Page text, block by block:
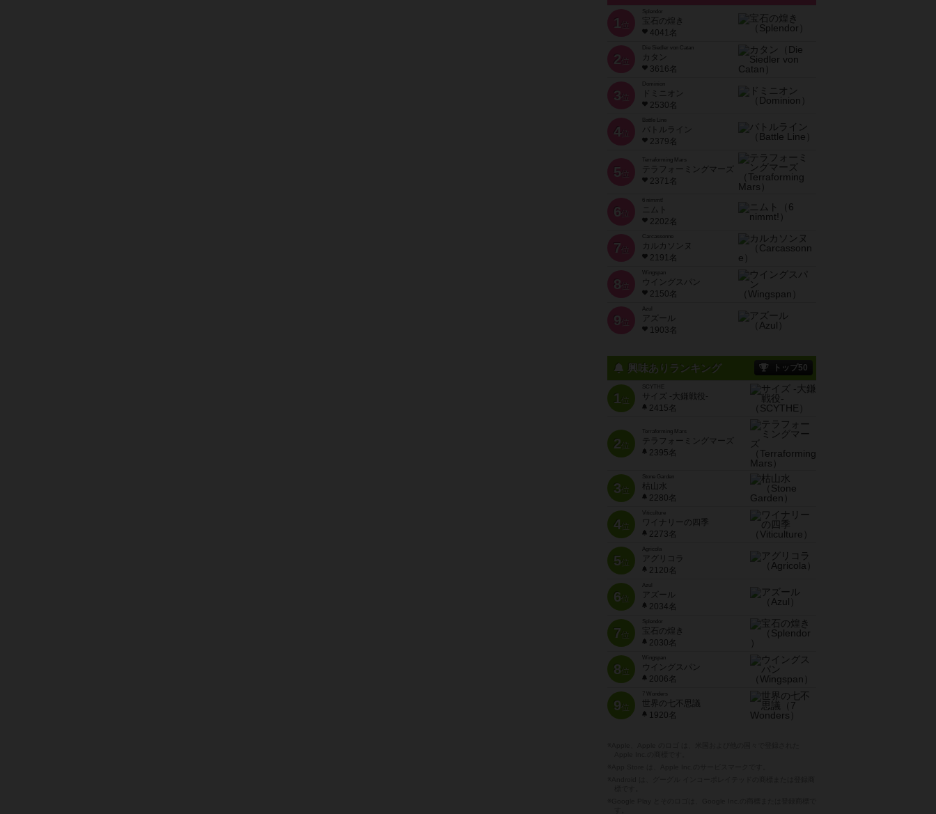
1 位
宝石の煌き
4041名
2 位
Die Siedler von Catan
カタン
3616名
3 位
ドミニオン
2530名
4位
Battle Line
バトルライン
2379名
5 位
Terraforming Mars
テラフォーミングマーズ
2371名
6 位
ニムト
2202名
7 位
Carcassonne
カルカソンヌ
2191名
8 位
Wingspan
ウイングスパン
2150名
9 位
Azul
アズール
1903名
興味ありランキング トップ50
1位
SCYTHE
サイズ -大鎌戦役-
2415名
2位
Terraforming Mars
テラフォーミングマーズ
2395名
3位
Stone Garden
枯山水
2280名
4位
Viticulture
ワイナリーの四季
2273名
5位
Agricola
アグリコラ
2120名
6位
Azul
アズール
2034名
7位
宝石の煌き
2030名
8位
Wingspan
ウイングスパン
2006名
9位
7 Wonders
世界の七不思議
1920名